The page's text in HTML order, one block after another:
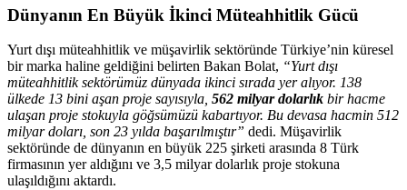
Dünyanın En Büyük İkinci Müteahhitlik Gücü
Yurt dışı müteahhitlik ve müşavirlik sektöründe Türkiye’nin küresel
bir marka haline geldiğini belirten Bakan Bolat, “Yurt dışı
müteahhitlik sektörümüz dünyada ikinci sırada yer alıyor. 138
ülkede 13 bini aşan proje sayısıyla, 562 milyar dolarlık bir hacme
ulaşan proje stokuyla göğsümüzü kabartıyor. Bu devasa hacmin 512
milyar doları, son 23 yılda başarılmıştır” dedi. Müşavirlik
sektöründe de dünyanın en büyük 225 şirketi arasında 8 Türk
firmasının yer aldığını ve 3,5 milyar dolarlık proje stokuna
ulaşıldığını aktardı.